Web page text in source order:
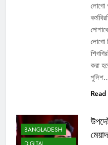
লোগো
লোগো
করা
BANGLADESH